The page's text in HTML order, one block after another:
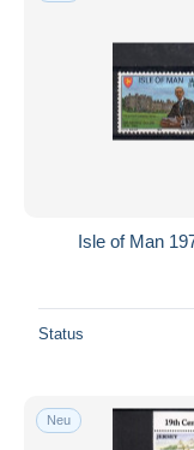
Isle of Man
Status
Neu